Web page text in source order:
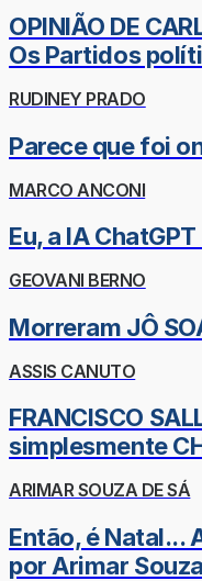
OPINIÃO DE
Os Partidos
RUDINEY PRADO
Parece que foi
MARCO ANCONI
Eu, a IA
GEOVANI BERNO
Morreram JÔ
ASSIS CANUTO
FRANCISCO
simplesmente
ARIMAR SOUZA DE SÁ
Então, é Natal...
por Arimar